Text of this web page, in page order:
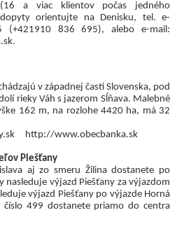
(16 a viac klientov počas jedného
orientujte na Denisku, tel. e-
836 695), alebo e-mail:
v západnej časti Slovenska, pod
rieky Váh s jazerom Sĺňava. Malebné
162 m, na rozlohe 4420 ha, má 32
http://www.obecbanka.sk
Piešťany
aj zo smeru Žilina dostanete po
nasleduje výjazd Piešťany za výjazdom
výjazd Piešťany po výjazde Horná
číslo 499 dostanete priamo do centra